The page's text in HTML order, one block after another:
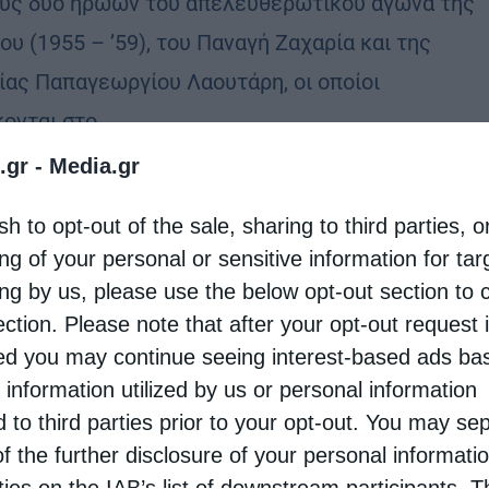
- Media.gr
to opt-out of the sale, sharing to third parties,
of your personal or sensitive information for
by us, please use the below opt-out section to
Please note that after your opt-out request
you may continue seeing interest-based ads
information utilized by us or personal information
to third parties prior to your opt-out. You may
the further disclosure of your personal
(1955 – ’59), του Παναγή Ζαχαρία και της
Παπαγεωργίου Λαουτάρη, οι οποίοι
στο …
το 1821: Οι πρωταγωνιστές κληρικοί που
για την ανεξαρτηρία
20 Μαΐου 2020
Εκκλησία κατά τη διάρκεια της
ανέπτυξε σημαντικό ρόλο σε όλη την
Πολλές φορές προστάτεψε τους